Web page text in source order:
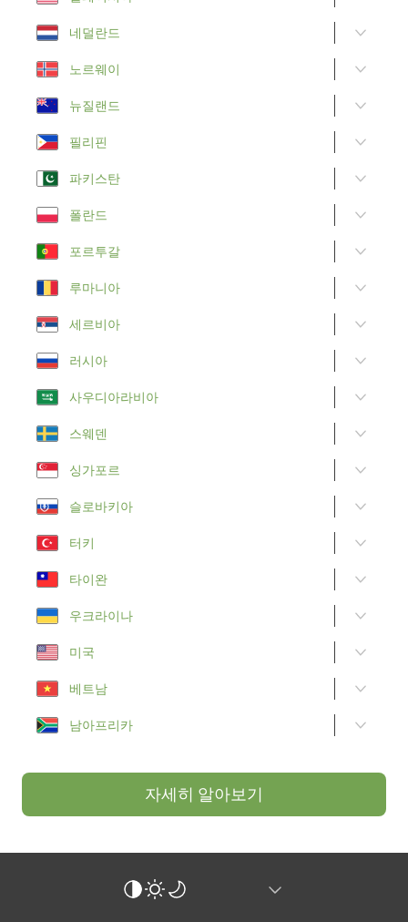
네덜란드
노르웨이
뉴질랜드
필리핀
파키스탄
폴란드
포르투갈
루마니아
세르비아
러시아
사우디아라비아
스웨덴
싱가포르
슬로바키아
터키
타이완
우크라이나
미국
베트남
남아프리카
자세히 알아보기